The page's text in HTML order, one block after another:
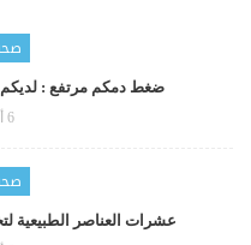
ضغط دمكم مرتفع :
6 أشهر منذ
عشرات العناصر الطبيعية